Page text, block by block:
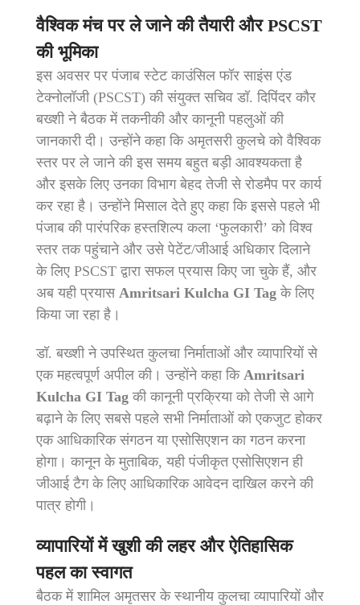
वैश्विक मंच पर ले जाने की तैयारी और PSCST
की भूमिका
इस अवसर पर पंजाब स्टेट काउंसिल फॉर साइंस एंड
टेक्नोलॉजी (PSCST) की संयुक्त सचिव डॉ. दिपिंदर कौर
बख्शी ने बैठक में तकनीकी और कानूनी पहलुओं की
जानकारी दी। उन्होंने कहा कि अमृतसरी कुलचे को वैश्विक
स्तर पर ले जाने की इस समय बहुत बड़ी आवश्यकता है
और इसके लिए उनका विभाग बेहद तेजी से रोडमैप पर कार्य
कर रहा है। उन्होंने मिसाल देते हुए कहा कि इससे पहले भी
पंजाब की पारंपरिक हस्तशिल्प कला ‘फुलकारी’ को विश्व
स्तर तक पहुंचाने और उसे पेटेंट/जीआई अधिकार दिलाने
के लिए PSCST द्वारा सफल प्रयास किए जा चुके हैं, और
अब यही प्रयास Amritsari Kulcha GI Tag के लिए
किया जा रहा है।
डॉ. बख्शी ने उपस्थित कुलचा निर्माताओं और व्यापारियों से
एक महत्वपूर्ण अपील की। उन्होंने कहा कि Amritsari
Kulcha GI Tag की कानूनी प्रक्रिया को तेजी से आगे
बढ़ाने के लिए सबसे पहले सभी निर्माताओं को एकजुट होकर
एक आधिकारिक संगठन या एसोसिएशन का गठन करना
होगा। कानून के मुताबिक, यही पंजीकृत एसोसिएशन ही
जीआई टैग के लिए आधिकारिक आवेदन दाखिल करने की
पात्र होगी।
व्यापारियों में खुशी की लहर और ऐतिहासिक
पहल का स्वागत
बैठक में शामिल अमृतसर के स्थानीय कुलचा व्यापारियों और